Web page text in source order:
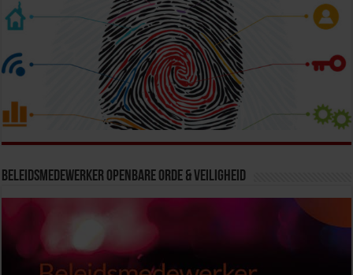
Beleidsmedewerker Openbare Orde & Veiligheid